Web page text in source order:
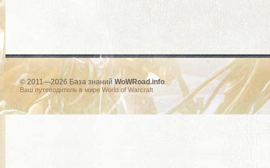
© 2011—2026 База знанийWoWRoad.info
Ваш путеводитель в мире World of Warcraft